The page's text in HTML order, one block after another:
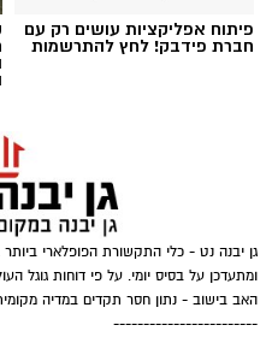
פיתוח אפליקציות עושים רק עם
חברת פידבק! לחץ להתרשמות
גן יבנה נט - כלי התקשורת הפופלארי
ומתעדכן על בסיס יומי. על פי דוחות גוגל
האב בישוב - נתון חסר תקדים במדיה
------------------------